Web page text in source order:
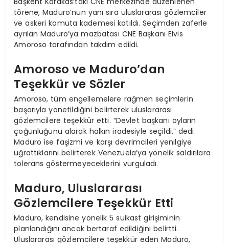
törene, Maduro’nun yanı sıra uluslararası gözlemciler
ve askeri komuta kademesi katıldı. Seçimden zaferle
ayrılan Maduro’ya mazbatası CNE Başkanı Elvis
Amoroso tarafından takdim edildi.
Amoroso ve Maduro’dan
Teşekkür ve Sözler
Amoroso, tüm engellemelere rağmen seçimlerin
başarıyla yönetildiğini belirterek uluslararası
gözlemcilere teşekkür etti. “Devlet başkanı oyların
çoğunluğunu alarak halkın iradesiyle seçildi.” dedi.
Maduro ise faşizmi ve karşı devrimcileri yenilgiye
uğrattıklarını belirterek Venezuela’ya yönelik saldırılara
tolerans göstermeyeceklerini vurguladı.
Maduro, Uluslararası
Gözlemcilere Teşekkür Etti
Maduro, kendisine yönelik 5 suikast girişiminin
planlandığını ancak bertaraf edildiğini belirtti.
Uluslararası gözlemcilere teşekkür eden Maduro,